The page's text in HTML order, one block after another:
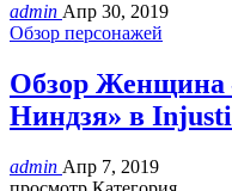
admin Апр 30, 2019
Обзор персонажей
Обзор Женщина
Ниндзя» в
admin Апр 7, 2019